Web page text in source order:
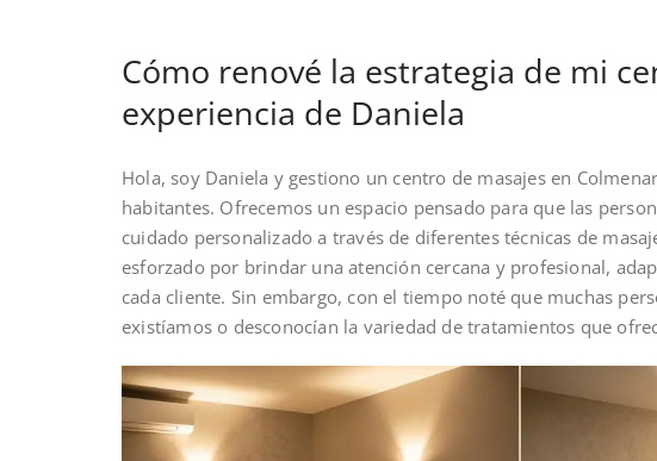
Cómo renové la estrategia de mi
experiencia de Daniela
Hola, soy Daniela y gestiono un centro de masajes en
habitantes. Ofrecemos un espacio pensado para que las
cuidado personalizado a través de diferentes técnicas de
esforzado por brindar una atención cercana y profesional,
cada cliente. Sin embargo, con el tiempo noté que muchas
existíamos o desconocían la variedad de tratamientos que